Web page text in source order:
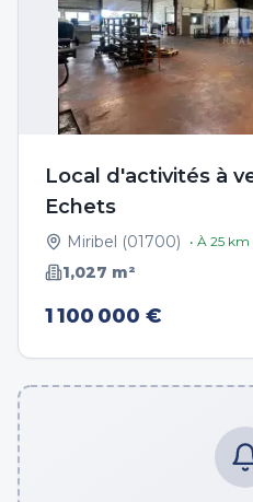
Local d'activités à
Echets
Miribel (01700) • À 25 km
1,027 m²
1 100 000 €